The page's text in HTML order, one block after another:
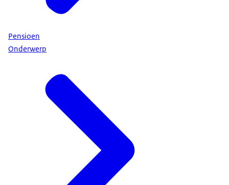
Pensioen
Onderwerp